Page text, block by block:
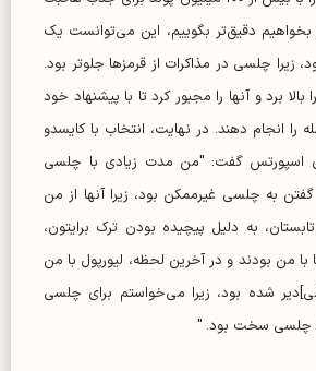
بخواهیم دقیق‌تر بگوییم، این می‌توانست یک
زیرا چلسی در مذاکرات از قرمز‌ها جلوتر بود.
بالا برد و آنها را مجبور کرد تا با پیشنهاد خود
را انجام دهند. در نهایت، انتخاب با کایسدو
اسپورتس گفت: "من مدت زیادی با چلسی
به چلسی غیرممکن بود، زیرا آنها از من
به دلیل پیچیده بودن ترک برایتون،
با من بودند و در آخرین لحظه، لیورپول با من
شده بود، زیرا می‌خواستم برای چلسی
چلسی سخت بود. "